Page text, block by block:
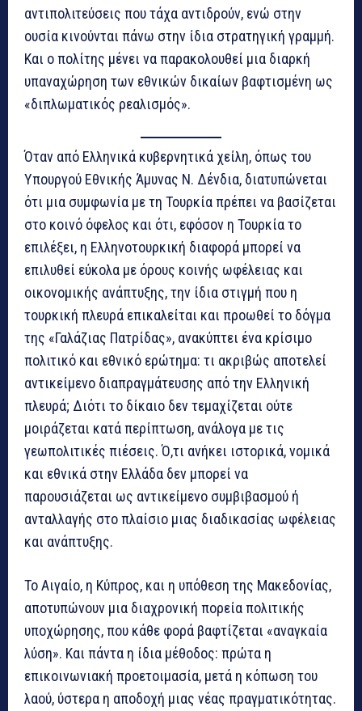
αντιπολιτεύσεις που τάχα αντιδρούν, ενώ στην
ουσία κινούνται πάνω στην ίδια στρατηγική γραμμή.
Και ο πολίτης μένει να παρακολουθεί μια διαρκή
υπαναχώρηση των εθνικών δικαίων βαφτισμένη ως
«διπλωματικός ρεαλισμός».
Όταν από Ελληνικά κυβερνητικά χείλη, όπως του
Υπουργού Εθνικής Άμυνας Ν. Δένδια, διατυπώνεται
ότι μια συμφωνία με τη Τουρκία πρέπει να βασίζεται
στο κοινό όφελος και ότι, εφόσον η Τουρκία το
επιλέξει, η Ελληνοτουρκική διαφορά μπορεί να
επιλυθεί εύκολα με όρους κοινής ωφέλειας και
οικονομικής ανάπτυξης, την ίδια στιγμή που η
τουρκική πλευρά επικαλείται και προωθεί το δόγμα
της «Γαλάζιας Πατρίδας», ανακύπτει ένα κρίσιμο
πολιτικό και εθνικό ερώτημα: τι ακριβώς αποτελεί
αντικείμενο διαπραγμάτευσης από την Ελληνική
πλευρά; Διότι το δίκαιο δεν τεμαχίζεται ούτε
μοιράζεται κατά περίπτωση, ανάλογα με τις
γεωπολιτικές πιέσεις. Ό,τι ανήκει ιστορικά, νομικά
και εθνικά στην Ελλάδα δεν μπορεί να
παρουσιάζεται ως αντικείμενο συμβιβασμού ή
ανταλλαγής στο πλαίσιο μιας διαδικασίας ωφέλειας
και ανάπτυξης.
Το Αιγαίο, η Κύπρος, και η υπόθεση της Μακεδονίας,
αποτυπώνουν μια διαχρονική πορεία πολιτικής
υποχώρησης, που κάθε φορά βαφτίζεται «αναγκαία
λύση». Και πάντα η ίδια μέθοδος: πρώτα η
επικοινωνιακή προετοιμασία, μετά η κόπωση του
λαού, ύστερα η αποδοχή μιας νέας πραγματικότητας.